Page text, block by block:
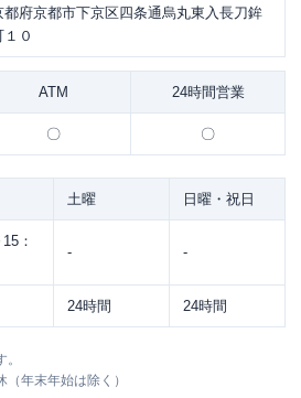
都府京都市下京区四条通烏丸東入長刀鉾
１０
ATM 24時間営業
〇 〇
土曜 日曜・祝日
：
- -
24時間 24時間
年末年始は除く）